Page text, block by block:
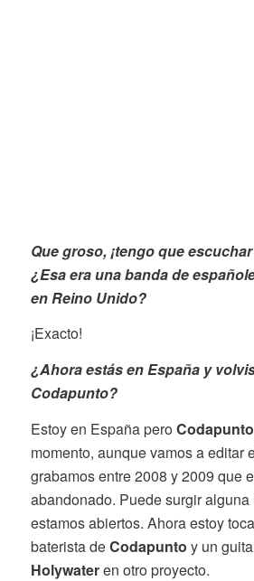
Que groso, ¡tengo que
¿Esa era una banda de
en Reino Unido?
¡Exacto!
¿Ahora estás en España y
Codapunto?
Estoy en España peroCodapunto
momento, aunque vamos a editar
grabamos entre 2008 y 2009 que
abandonado. Puede surgir
estamos abiertos. Ahora estoy
baterista deCodapunto y un
Holywateren otro proyecto.